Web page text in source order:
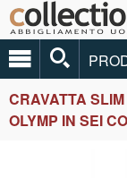
CRAVATTA
OLYMP IN SEI